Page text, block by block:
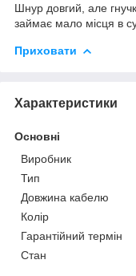
Шнур довгий, але
займає мало місця в
Приховати
Характеристики
Основні
Виробник
Тип
Довжина кабелю
Колір
Гарантійний термін
Стан